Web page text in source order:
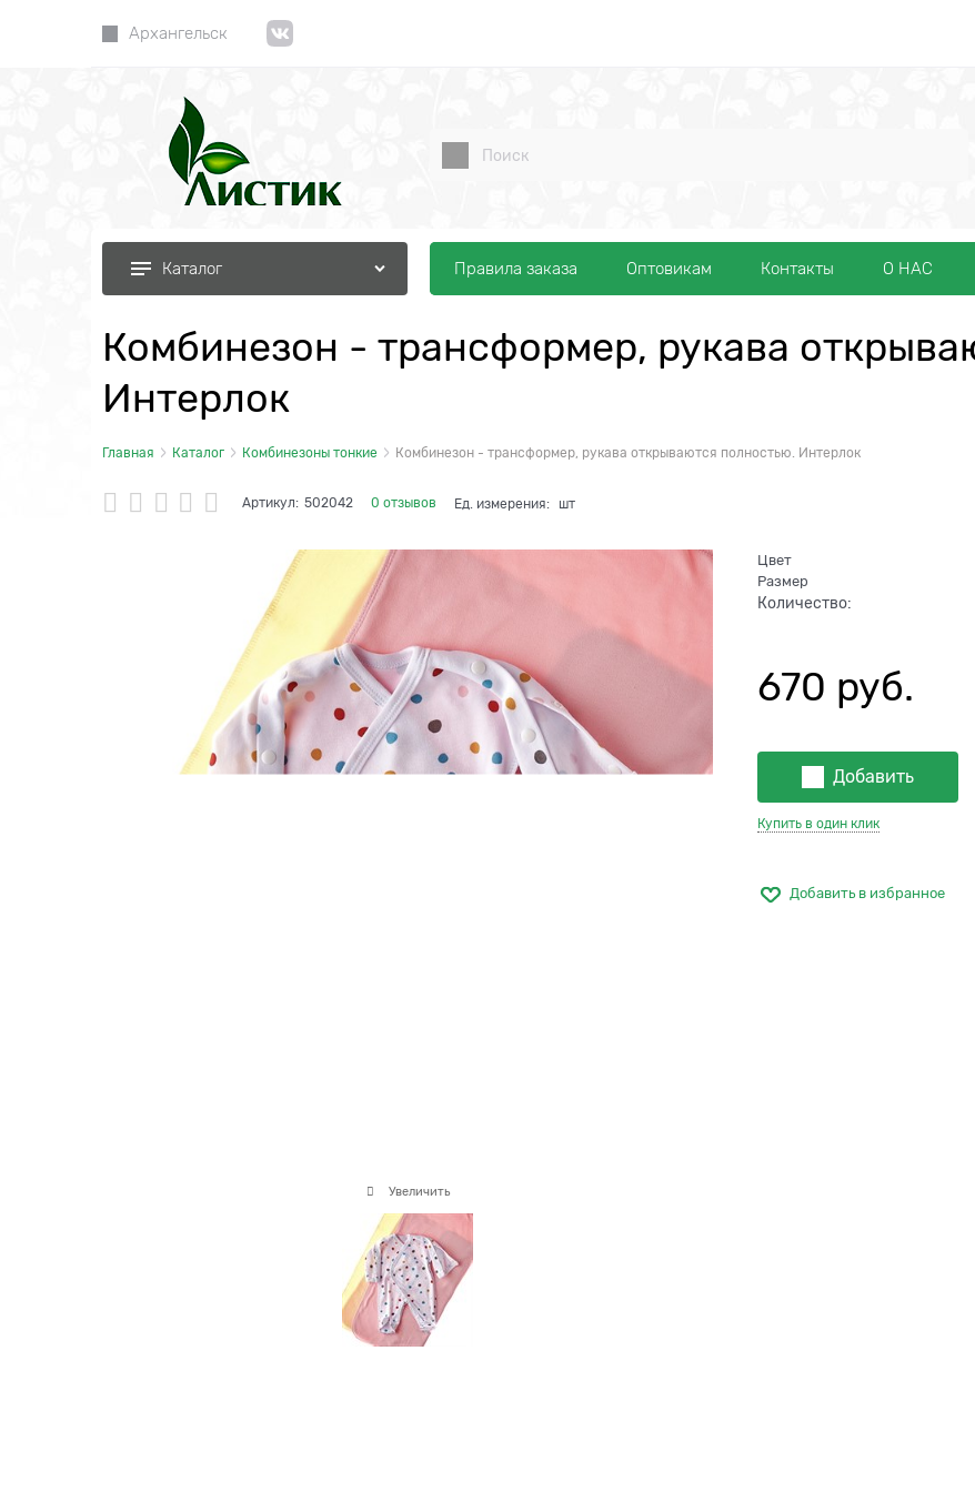
Архангельск
Каталог Правила заказа Оптовикам Контакты О НАС
Комбинезон - трансформер, рукава
Интерлок
Главная Каталог Комбинезоны тонкие Комбинезон - трансформер, рукава открываются полностью. Интерлок
Артикул: 502042 0 отзывов Ед. измерения: шт
Увеличить
Цвет
Размер
Количество:
670 руб.
Добавить
Купить в один клик
Добавить в избранное